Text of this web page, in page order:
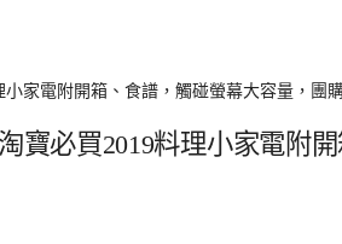
家電附開箱、食譜，觸碰螢幕大容量，團
寶必買2019料理小家電附